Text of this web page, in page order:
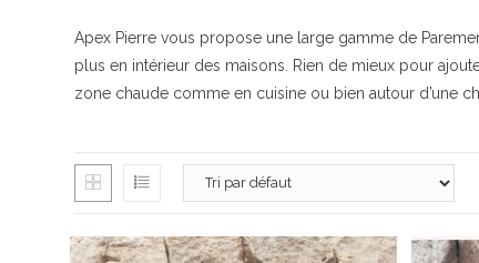
Apex Pierre vous propose une large gamme de
plus en intérieur des maisons. Rien de mieux pour
zone chaude comme en cuisine ou bien autour d’une